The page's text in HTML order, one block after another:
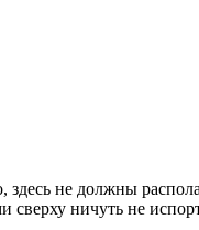
здесь не должны
ничуть не